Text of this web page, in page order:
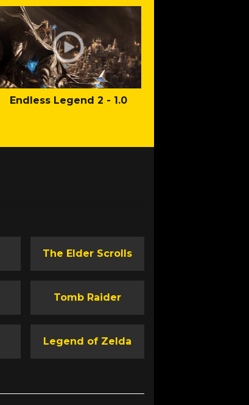
Endless Legend 2 - 1.0
The Elder Scrolls
Tomb Raider
Legend of Zelda